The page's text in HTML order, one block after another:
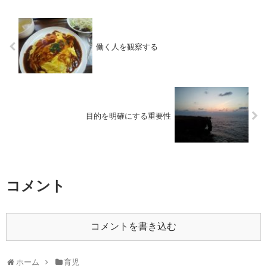
働く人を観察する
目的を明確にする重要性
コメント
コメントを書き込む
ホーム 育児